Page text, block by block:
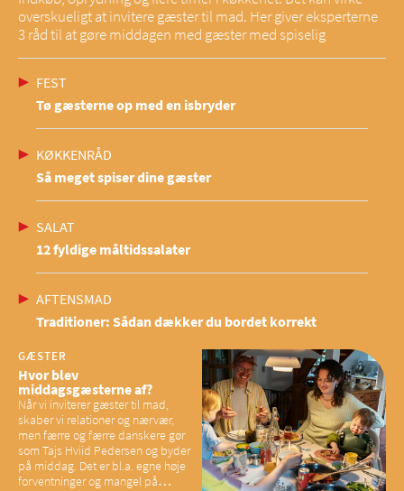
overskueligt at invitere gæster til mad. Her giver eksperterne
3 råd til at gøre middagen med gæster med spiselig
FEST
Tø gæsterne op med en isbryder
KØKKENRÅD
Så meget spiser dine gæster
SALAT
12 fyldige måltidssalater
AFTENSMAD
Traditioner: Sådan dækker du bordet korrekt
GÆSTER
Hvor blev
middagsgæsterne af?
Når vi inviterer gæster til mad,
skaber vi relationer og nærvær,
men færre og færre danskere gør
som Tajs Hviid Pedersen og byder
på middag. Det er bl.a. egne høje
forventninger og mangel på